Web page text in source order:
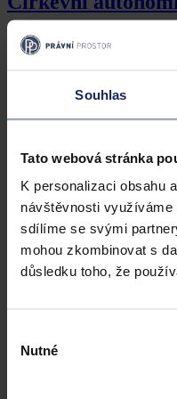
Souhlas
Tato webová stránka
K personalizaci obsahu
návštěvnosti
sdílíme se svými
mohou zkombinovat s
důsledku toho, že
souhlasu
Nutné
Ani při nefunkčnosti
duchovních nemohou tuto
Ústavní soud • 9. července